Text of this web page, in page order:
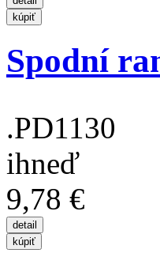
Spodní
.PD1130
ihneď
9,78 €